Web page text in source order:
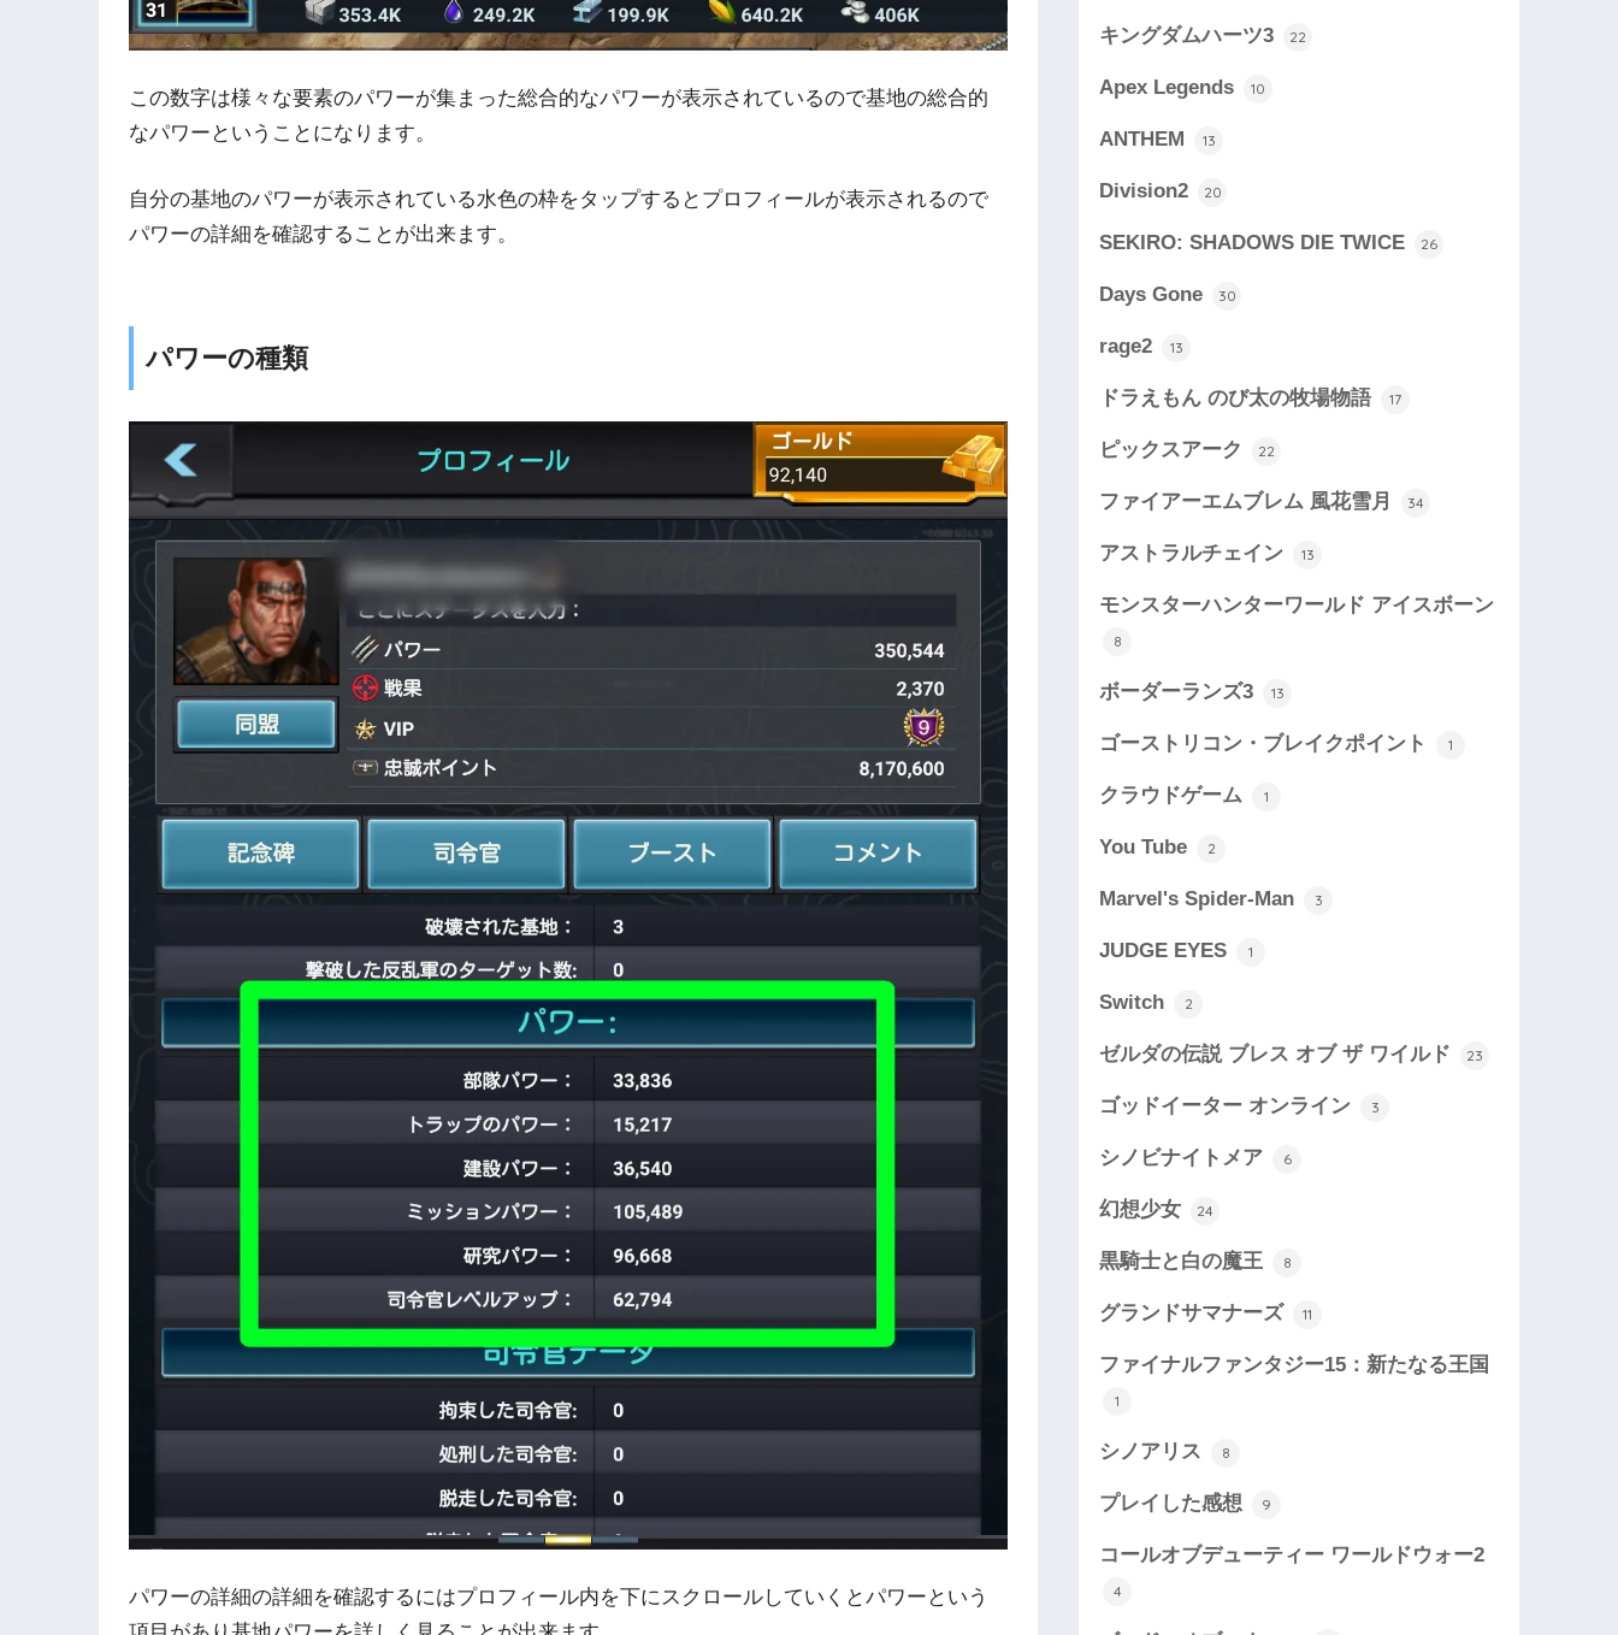
この数字は様々な要素のパワーが集まった総合的なパワーが表示されているので基地の総合的
なパワーということになります。
自分の基地のパワーが表示されている水色の枠をタップするとプロフィールが表示されるので
パワーの詳細を確認することが出来ます。
パワーの種類
パワーの詳細の詳細を確認するにはプロフィール内を下にスクロールしていくとパワーという
キングダムハーツ3 22
Apex Legends 10
ANTHEM 13
Division2 20
SEKIRO: SHADOWS DIE TWICE 26
Days Gone 30
rage2 13
ドラえもん のび太の牧場物語 17
ピックスアーク 22
ファイアーエムブレム 風花雪月 34
アストラルチェイン 13
モンスターハンターワールド アイスボーン
8
ボーダーランズ3 13
ゴーストリコン・ブレイクポイント 1
クラウドゲーム 1
You Tube 2
Marvel's Spider-Man 3
JUDGE EYES 1
Switch 2
ゼルダの伝説 ブレス オブ ザ ワイルド 23
ゴッドイーター オンライン 3
シノビナイトメア 6
幻想少女 24
黒騎士と白の魔王 8
グランドサマナーズ 11
ファイナルファンタジー15：新たなる王国
1
シノアリス 8
プレイした感想 9
コールオブデューティー ワールドウォー2
4